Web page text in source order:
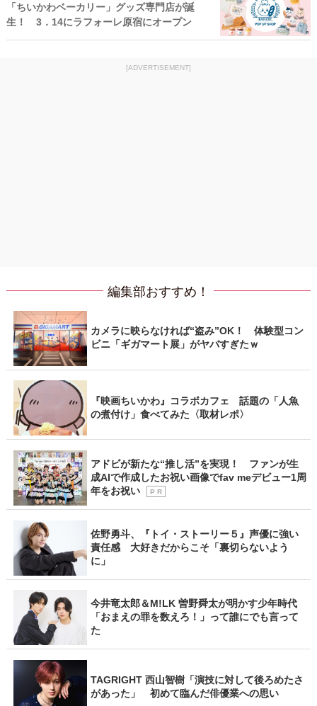
「ちいかわベーカリー」グッズ専門店が誕
生！ 3．14にラフォーレ原宿にオープン
[ADVERTISEMENT]
編集部おすすめ！
カメラに映らなければ“盗み”OK！ 体験型コン
ビニ「ギガマート展」がヤバすぎたｗ
『映画ちいかわ』コラボカフェ 話題の「人魚
の煮付け」食べてみた〈取材レポ〉
アドビが新たな“推し活”を実現！ ファンが生
成AIで作成したお祝い画像でfav meデビュー1周
年をお祝い
P R
佐野勇斗、『トイ・ストーリー５』声優に強い
責任感 大好きだからこそ「裏切らないよう
に」
今井竜太郎＆M!LK 曽野舜太が明かす少年時代
「おまえの罪を数えろ！」って誰にでも言って
た
TAGRIGHT 西山智樹「演技に対して後ろめたさ
があった」 初めて臨んだ俳優業への思い